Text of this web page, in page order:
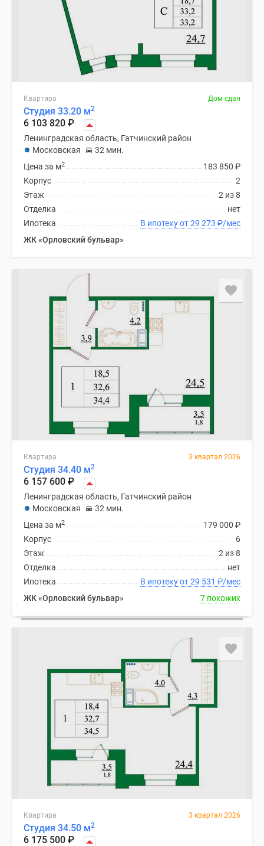
Квартира Дом сдан
Студия 33.20 м2
6 103 820 ₽
Ленинградская область, Гатчинский район
Московская
32 мин.
183 850 ₽
Цена за м2
2
Корпус
2 из 8
Этаж
нет
Отделка
В ипотеку от 29 273 ₽/мес
Ипотека
ЖК «Орловский бульвар»
Квартира 3 квартал 2026
Студия 34.40 м2
6 157 600 ₽
Ленинградская область, Гатчинский район
Московская
32 мин.
179 000 ₽
Цена за м2
6
Корпус
2 из 8
Этаж
нет
Отделка
В ипотеку от 29 531 ₽/мес
Ипотека
ЖК «Орловский бульвар»
7 похожих
Квартира 3 квартал 2026
Студия 34.50 м2
6 175 500 ₽